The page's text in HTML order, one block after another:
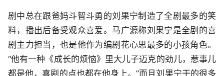
剧中总在跟爸妈斗智斗勇的刘果宁制造了全剧最多的笑
料，播出后备受观众喜爱。马广源称刘果宁是全剧的喜
剧主力担当，也是他作为编剧花心思最多的小孩角色。
“他有一种《成长的烦恼》里大儿子迈克的劲儿，惹事儿
都是他，喜剧的点也都在他身上。”而且刘果宁干的很多